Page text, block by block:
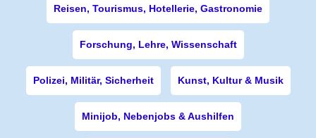
Reisen, Tourismus, Hotellerie, Gastronomie
Forschung, Lehre, Wissenschaft
Polizei, Militär, Sicherheit Kunst, Kultur & Musik
Minijob, Nebenjobs & Aushilfen